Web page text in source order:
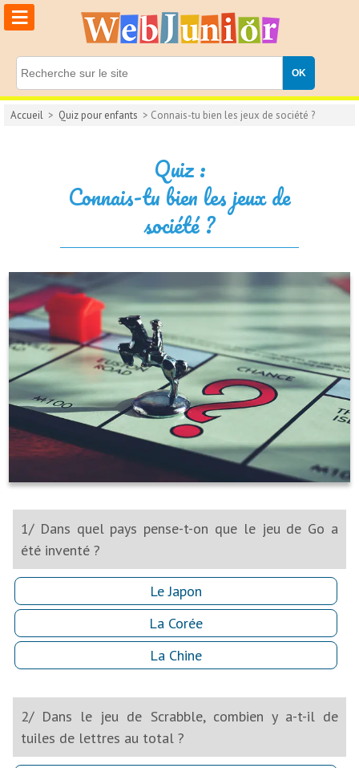
≡
Accueil > Quiz pour enfants > Connais-tu bien les jeux de société ?
Quiz :
Connais-tu bien les jeux de
société ?
1/ Dans quel pays pense-t-on que le jeu de Go a
été inventé ?
Le Japon
La Corée
La Chine
2/ Dans le jeu de Scrabble, combien y a-t-il de
tuiles de lettres au total ?